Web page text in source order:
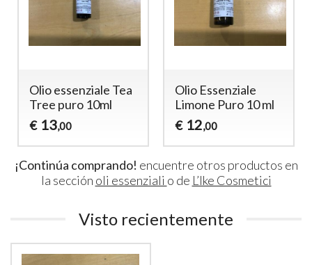
Olio essenziale Tea
Tree puro 10ml
€ 13,00
Olio Essenziale
Limone Puro 10 ml
€ 12,00
¡Continúa comprando! encuentre otros productos en
la sección oli essenziali o de L’Ike Cosmetici
Visto recientemente